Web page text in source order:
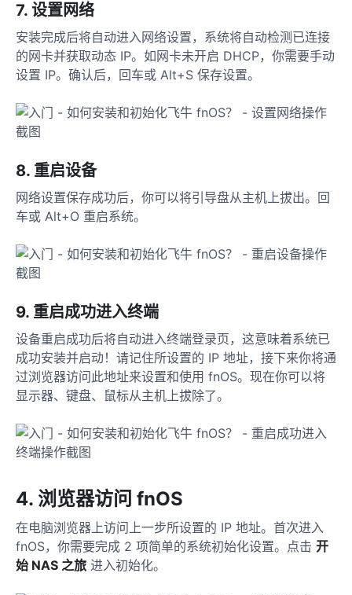
7. 设置网络
安装完成后将自动进入网络设置，系统将自动检测已连接
的网卡并获取动态 IP。如网卡未开启 DHCP，你需要手动
设置 IP。确认后，回车或 Alt+S 保存设置。
8. 重启设备
网络设置保存成功后，你可以将引导盘从主机上拔出。回
车或 Alt+O 重启系统。
9. 重启成功进入终端
设备重启成功后将自动进入终端登录页，这意味着系统已
成功安装并启动！请记住所设置的 IP 地址，接下来你将通
过浏览器访问此地址来设置和使用 fnOS。现在你可以将
显示器、键盘、鼠标从主机上拔除了。
4. 浏览器访问 fnOS
在电脑浏览器上访问上一步所设置的 IP 地址。首次进入
fnOS，你需要完成 2 项简单的系统初始化设置。点击 开
始 NAS 之旅 进入初始化。